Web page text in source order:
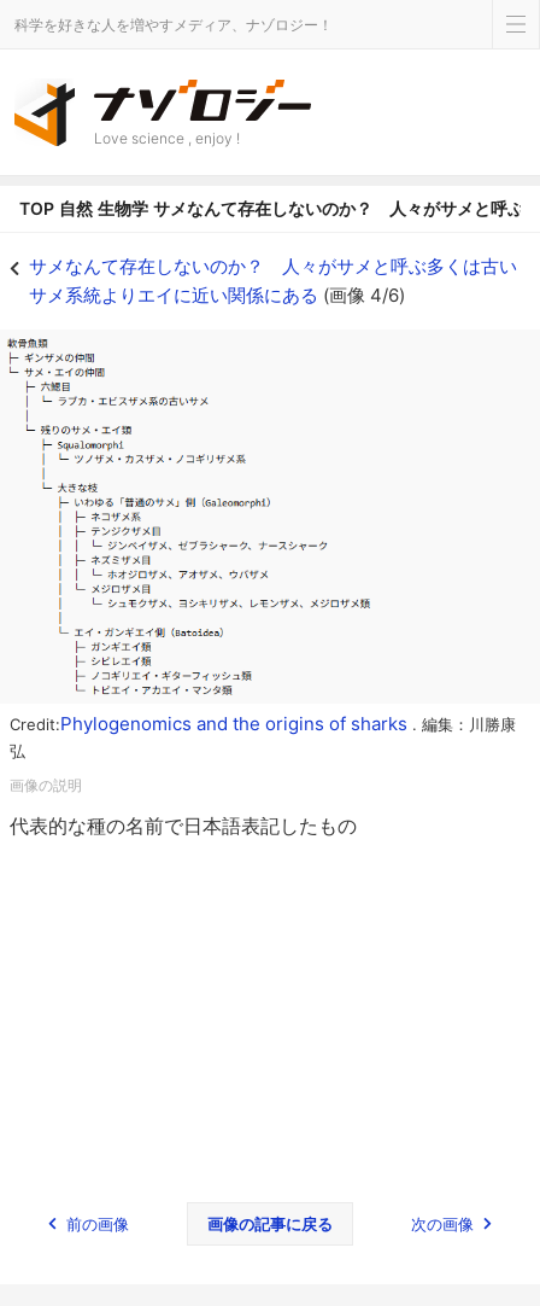
科学を好きな人を増やすメディア、ナゾロジー！
Love science , enjoy !
TOP 自然 生物学 サメなんて存在しないのか？ 人々がサメと呼ぶ
サメなんて存在しないのか？ 人々がサメと呼ぶ多くは古い
サメ系統よりエイに近い関係にある (画像 4/6)
Credit:Phylogenomics and the origins of sharks . 編集：川勝康
弘
代表的な種の名前で日本語表記したもの
前の画像 画像の記事に戻る 次の画像